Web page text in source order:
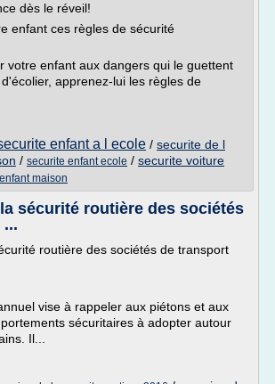
dès le réveil!
enfant ces règles de sécurité
votre enfant aux dangers qui le guettent
apprenez-lui les règles de
enfant a l ecole / securite de l
/ securite enfant ecole / securite voiture
maison
sécurité routière des sociétés
routière des sociétés de transport
vise à rappeler aux piétons et aux
sécuritaires à adopter autour
Il...